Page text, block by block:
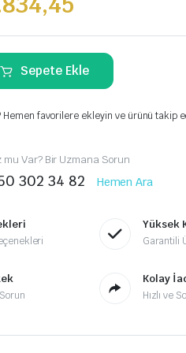
Sepete Ekle
Hemen favorilere ekleyin ve ürünü takip
mu Var? Bir Uzmana Sorun
302 34 82 Hemen Ara
Yüksek
Garantili
Kolay
Hızlı ve